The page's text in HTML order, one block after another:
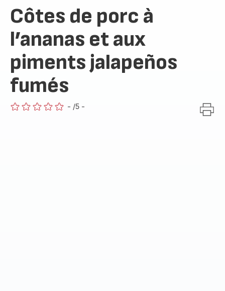
Côtes de porc à
l’ananas et aux
piments jalapeños
fumés
- /5 -